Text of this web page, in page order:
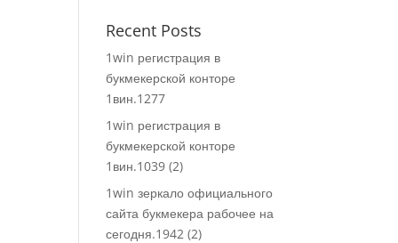
Recent Posts
1win регистрация в
букмекерской конторе
1вин.1277
1win регистрация в
букмекерской конторе
1вин.1039 (2)
1win зеркало официального
сайта букмекера рабочее на
сегодня.1942 (2)